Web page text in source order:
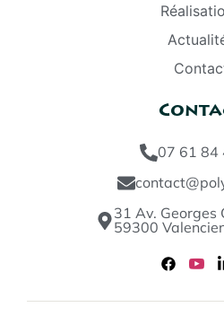
07 61 84
31 Av. Georges
59300